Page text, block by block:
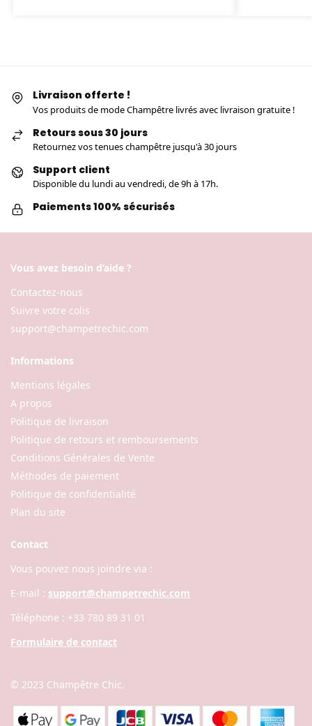
Livraison offerte !
Vos produits de mode Champêtre livrés avec livraison gratuite !
Retours sous 30 jours
Retournez vos tenues champêtre jusqu'à 30 jours
Support client
Disponible du lundi au vendredi, de 9h à 17h.
Paiements 100% sécurisés
Vous avez besoin d’aide ?
Contactez-nous
Suivre votre colis
support@champetrechic.com
Informations
Mentions légales
A propos
Politique de livraison
Politique de retours et remboursements
Conditions Générales de Vente
Méthodes de paiement
Politique de confidentialité
Plan du site
Contact
Vous pouvez nous joindre via :
E-mail : support@champetrechic.com
Téléphone : +33 780 89 31 01
Formulaire de contact
© 2023 Champêtre Chic.